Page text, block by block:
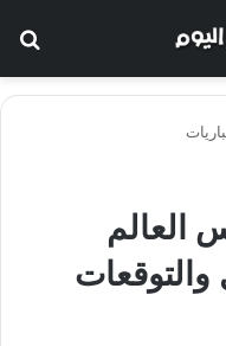
والتوقعات